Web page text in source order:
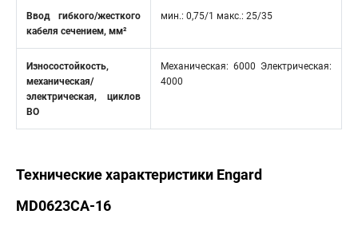
Ввод гибкого/жесткого
кабеля сечением, мм²
мин.: 0,75/1 макс.: 25/35
Износостойкость,
механическая/
электрическая, циклов
ВО
Механическая: 6000 Электрическая:
4000
Технические характеристики Engard
MD0623CA-16